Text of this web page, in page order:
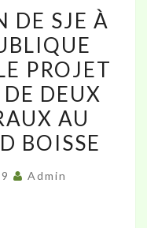
DE SJE À
PROJET
DEUX
AU
BOISSE
Admin